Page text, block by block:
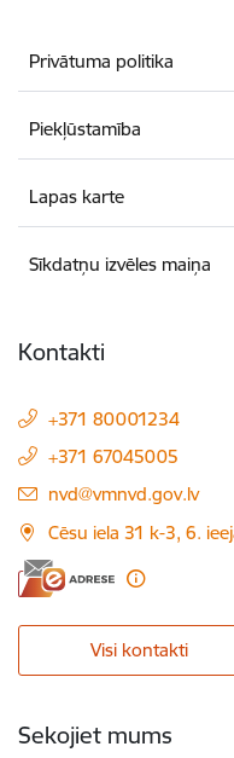
Privātuma politika
Piekļūstamība
Lapas karte
Sīkdatņu izvēles maiņa
Kontakti
+371 80001234
+371 67045005
E-pasts:
nvd@vmnvd.gov.lv
Cēsu iela 31 k-3, 6.
Visi kontakti
Sekojiet mums